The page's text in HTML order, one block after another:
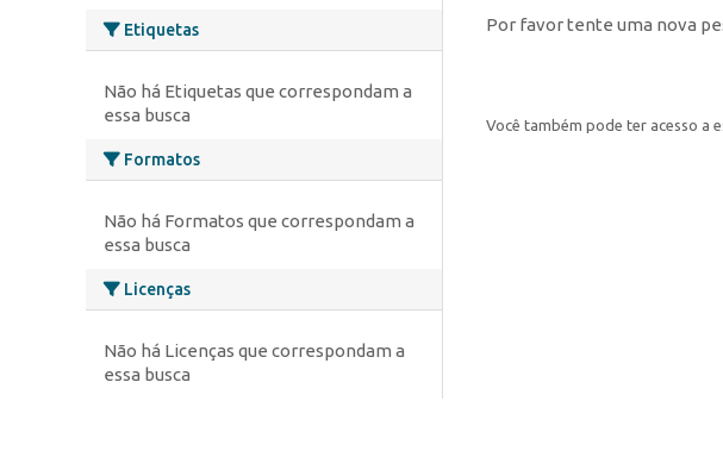
Etiquetas
Não há Etiquetas que correspondam a
essa busca
Formatos
Não há Formatos que correspondam a
essa busca
Licenças
Não há Licenças que correspondam a
essa busca
Por favor tente uma nova
Você também pode ter acesso a